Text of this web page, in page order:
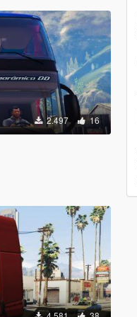
2.497 16